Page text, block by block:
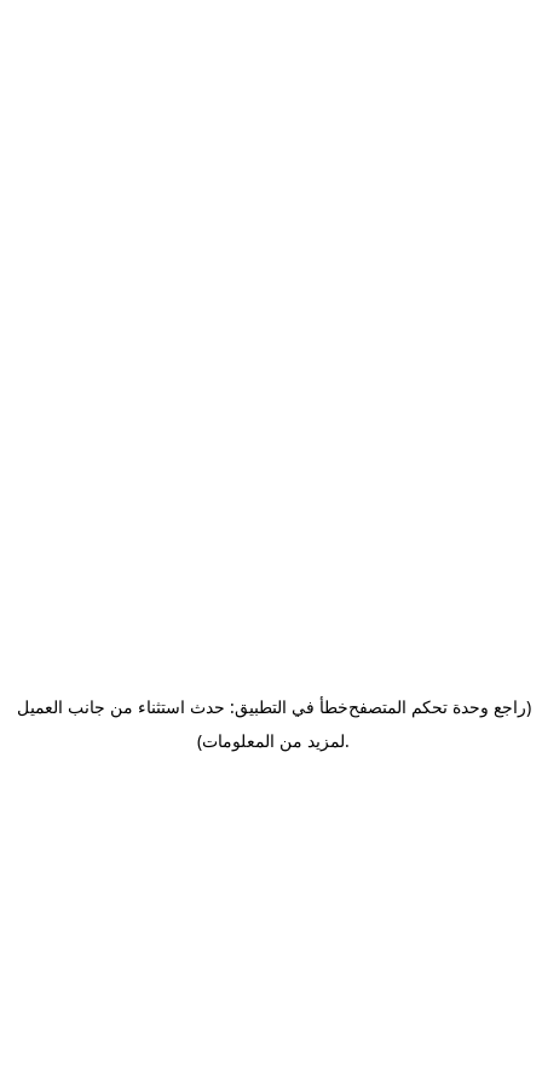
خطأ في التطبيق: حدث استثناء من جانب العميل(راجع وحدة تحكم المتصفح
لمزيد من المعلومات).